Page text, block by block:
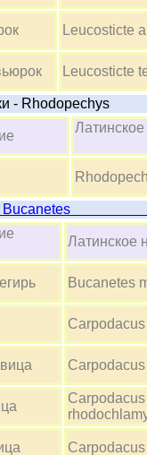
Leucosticte
Leucosticte
- Rhodopechys
Bucanetes
Carpodacus